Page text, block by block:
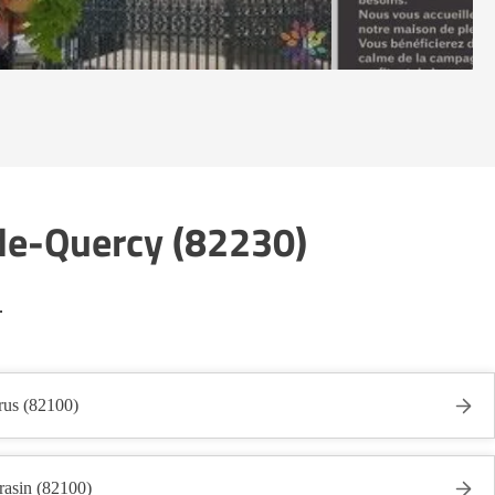
Quercy (82230)
(82100)
(82100)